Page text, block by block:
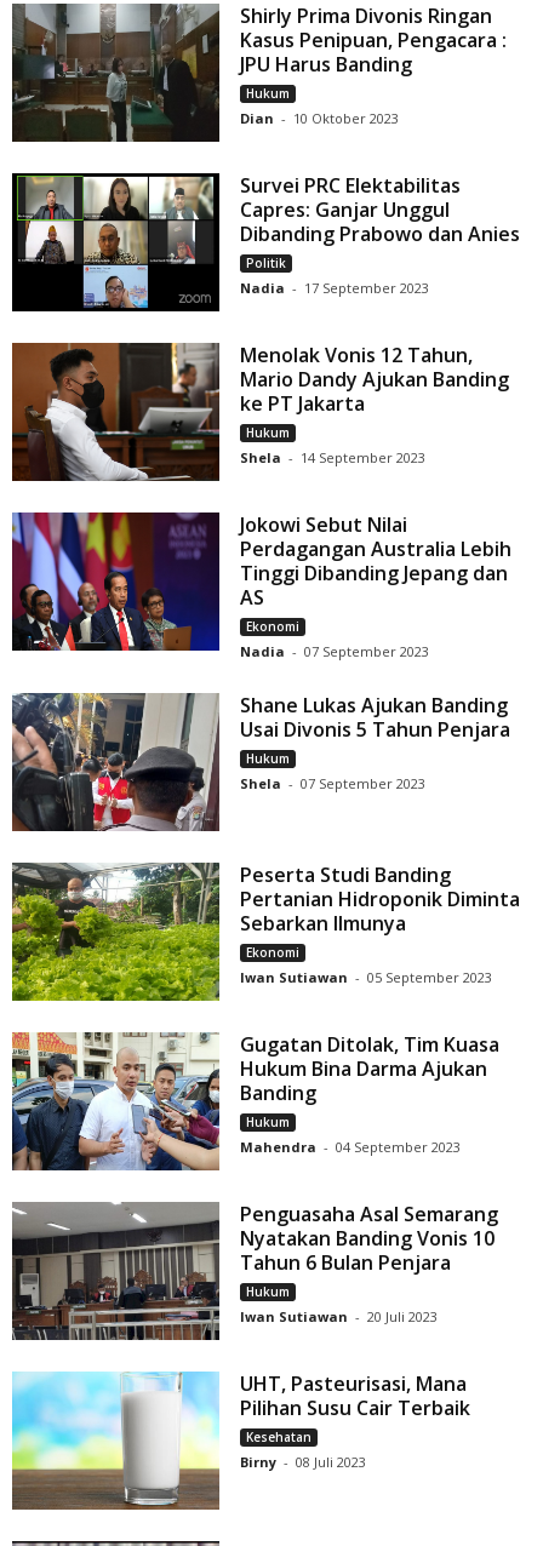
Shirly Prima Divonis Ringan
Kasus Penipuan, Pengacara :
JPU Harus Banding
Hukum
Dian - 10 Oktober 2023
Survei PRC Elektabilitas
Capres: Ganjar Unggul
Dibanding Prabowo dan Anies
Politik
Nadia - 17 September 2023
Menolak Vonis 12 Tahun,
Mario Dandy Ajukan Banding
ke PT Jakarta
Hukum
Shela - 14 September 2023
Jokowi Sebut Nilai
Perdagangan Australia Lebih
Tinggi Dibanding Jepang dan
AS
Ekonomi
Nadia - 07 September 2023
Shane Lukas Ajukan Banding
Usai Divonis 5 Tahun Penjara
Hukum
Shela - 07 September 2023
Peserta Studi Banding
Pertanian Hidroponik Diminta
Sebarkan Ilmunya
Ekonomi
Iwan Sutiawan - 05 September 2023
Gugatan Ditolak, Tim Kuasa
Hukum Bina Darma Ajukan
Banding
Hukum
Mahendra - 04 September 2023
Penguasaha Asal Semarang
Nyatakan Banding Vonis 10
Tahun 6 Bulan Penjara
Hukum
Iwan Sutiawan - 20 Juli 2023
UHT, Pasteurisasi, Mana
Pilihan Susu Cair Terbaik
Kesehatan
Birny - 08 Juli 2023